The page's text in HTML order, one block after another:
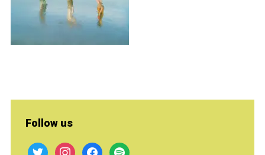
Follow us
twitter instagramfacebook
spotify